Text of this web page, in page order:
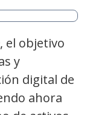
el objetivo
y
digital de
ahora